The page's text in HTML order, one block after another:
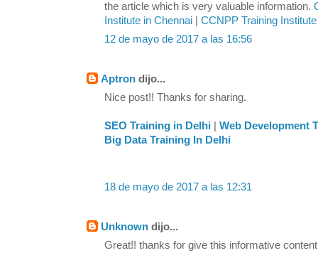
the article which is very valuable information.
Institute in Chennai
CCNPP Training
12 de mayo de 2017 a las 16:56
Aptron dijo...
Nice post!! Thanks for sharing.
SEO Training in Delhi
Web Development
Big Data Training In Delhi
18 de mayo de 2017 a las 12:31
Unknown dijo...
Great!! thanks for give this informative